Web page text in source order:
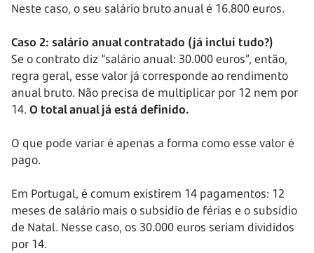
Neste caso, o seu salário bruto anual é 16.800 euros.
Caso 2: salário anual contratado (já inclui tudo?)
Se o contrato diz “salário anual: 30.000 euros”, então,
regra geral, esse valor já corresponde ao rendimento
anual bruto. Não precisa de multiplicar por 12 nem por
14. O total anual já está definido.
O que pode variar é apenas a forma como esse valor é
pago.
Em Portugal, é comum existirem 14 pagamentos: 12
meses de salário mais o subsídio de férias e o subsídio
de Natal. Nesse caso, os 30.000 euros seriam divididos
por 14.